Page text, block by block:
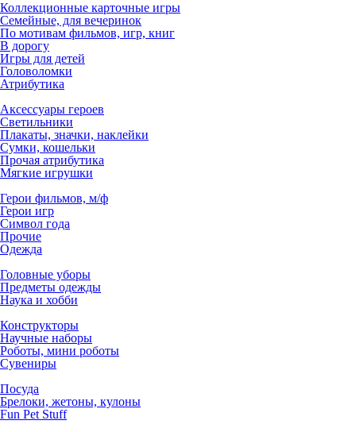
Коллекционные карточные игры
Семейные, для вечеринок
По мотивам фильмов, игр, книг
В дорогу
Игры для детей
Головоломки
Атрибутика
Аксессуары героев
Светильники
Плакаты, значки, наклейки
Сумки, кошельки
Прочая атрибутика
Мягкие игрушки
Герои фильмов, м/ф
Герои игр
Символ года
Прочие
Одежда
Головные уборы
Предметы одежды
Наука и хобби
Конструкторы
Научные наборы
Роботы, мини роботы
Сувениры
Посуда
Брелоки, жетоны, кулоны
Fun Pet Stuff